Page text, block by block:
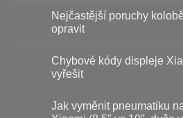
koloběžky
kdy
jak
prodloužit
životnost
u
textu
s
vyměnit
brzdové
destičky
na
koloběžce
Nejčastější poruchy
opravit
u
textu
s
poruchy
koloběžek
Chybové kódy displeje
vyřešit
textu
Jak vyměnit pneumatiku